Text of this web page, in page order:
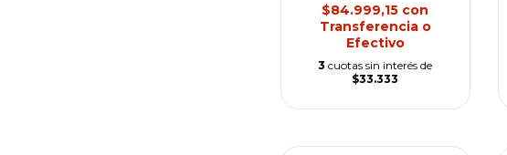
$84.999,15 con
Transferencia o
Efectivo
3 cuotas sin interés de
$33.333